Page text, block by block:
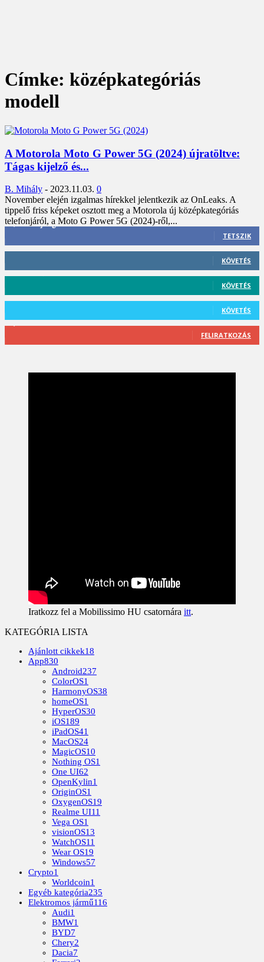
Címke: középkategóriás
modell
A Motorola Moto G Power 5G (2024) újratöltve:
Tágas kijelző és...
B. Mihály - 2023.11.03. 0
November elején izgalmas hírekkel jelentkezik az OnLeaks. A
tippelő friss képeket osztott meg a Motorola új középkategóriás
telefonjáról, a Moto G Power 5G (2024)-ről,...
3,452 Rajongók
TETSZIK
KÖVETÉS
KÖVETÉS
KÖVETÉS
FELIRATKOZÁS
Iratkozz fel a Mobilissimo HU csatornára itt.
KATEGÓRIA LISTA
Ajánlott cikkek18
App830
Android237
ColorOS1
HarmonyOS38
homeOS1
HyperOS30
iOS189
iPadOS41
MacOS24
MagicOS10
Nothing OS1
One UI62
OpenKylin1
OriginOS1
OxygenOS19
Realme UI11
Vega OS1
visionOS13
WatchOS11
Wear OS19
Windows57
Crypto1
Worldcoin1
Egyéb kategória235
Elektromos jármű116
Audi1
BMW1
BYD7
Chery2
Dacia7